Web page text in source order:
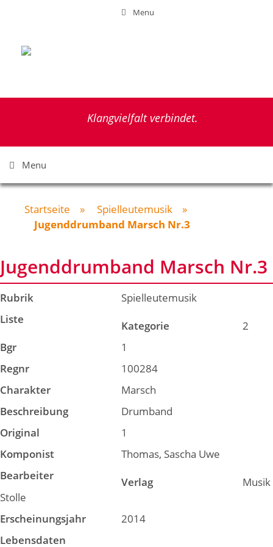
Menu
Klangvielfalt verbindet.
Menu
Startseite » Spielleutemusik »
Jugenddrumband Marsch Nr.3
Jugenddrumband Marsch Nr.3
Rubrik
Spielleutemusik
Liste
Kategorie
2
Bgr
1
Regnr
100284
Charakter
Marsch
Beschreibung
Drumband
Original
1
Komponist
Thomas, Sascha Uwe
Bearbeiter
Verlag
Musik
Stolle
Erscheinungsjahr
2014
Lebensdaten